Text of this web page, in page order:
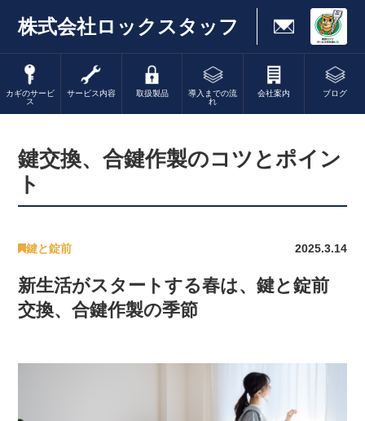
株式会社ロックスタッフ
カギのサービ
ス
サービス内容 取扱製品
導入までの流
れ
会社案内 ブログ
鍵交換、合鍵作製のコツとポイン
ト
鍵と錠前 2025.3.14
新生活がスタートする春は、鍵と錠前
交換、合鍵作製の季節